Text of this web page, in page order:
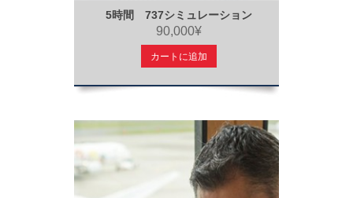
5時間 737シミュレーション
90,000¥
カートに追加